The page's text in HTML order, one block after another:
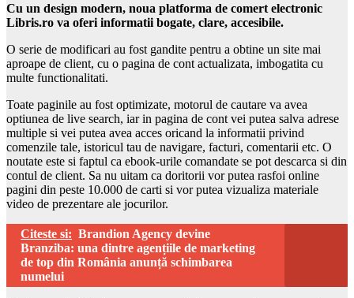
Cu un design modern, noua platforma de comert electronic
Libris.ro va oferi informatii bogate, clare, accesibile.
O serie de modificari au fost gandite pentru a obtine un site mai
aproape de client, cu o pagina de cont actualizata, imbogatita cu
multe functionalitati.
Toate paginile au fost optimizate, motorul de cautare va avea
optiunea de live search, iar in pagina de cont vei putea salva adrese
multiple si vei putea avea acces oricand la informatii privind
comenzile tale, istoricul tau de navigare, facturi, comentarii etc. O
noutate este si faptul ca ebook-urile comandate se pot descarca si din
contul de client. Sa nu uitam ca doritorii vor putea rasfoi online
pagini din peste 10.000 de carti si vor putea vizualiza materiale
video de prezentare ale jocurilor.
Citeste si: Brandion Agency devine
Branziba: una dintre agențiile de marketing
de top din România anunță schimbarea
numelui